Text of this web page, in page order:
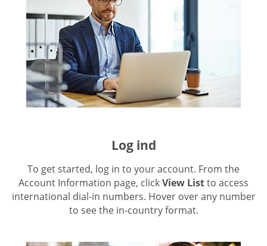
Log ind
To get started, log in to your account. From the
Account Information page, clickView Listto access
international dial-in numbers. Hover over any number
to see the in-country format.